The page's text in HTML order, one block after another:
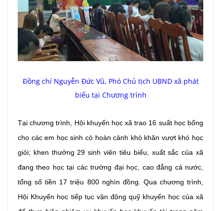
Đồng chí Nguyễn Đức Vũ, Phó Chủ tịch UBND xã phát
biểu tại Chương trình
Tại chương trình, Hội khuyến học xã trao 16 suất học bổng
cho các em học sinh có hoàn cảnh khó khăn vượt khó học
giỏi; khen thưởng 29 sinh viên tiêu biểu, xuất sắc của xã
đang theo học tại các trường đại học, cao đẳng cả nước,
tổng số tiền 17 triệu 800 nghìn đồng. Qua chương trình,
Hội Khuyến học tiếp tục vận động quỹ khuyến học của xã